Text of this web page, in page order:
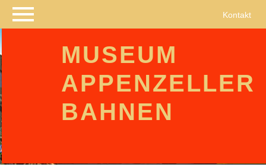
Navigation
überspringen
Kontakt
MUSEUM
APPENZELLER
BAHNEN